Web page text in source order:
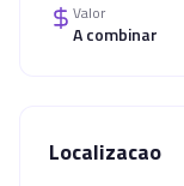
Valor
A combinar
Localizacao